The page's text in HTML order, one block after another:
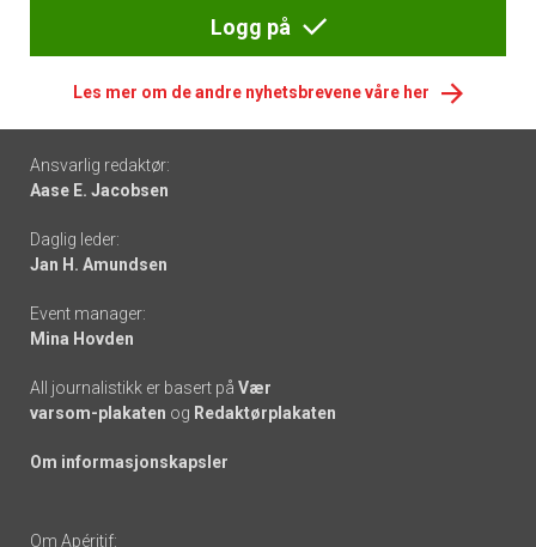
Logg på
Les mer om de andre nyhetsbrevene våre her
Footer
-
links
Ansvarlig redaktør:
Aase E. Jacobsen
Daglig leder:
Jan H. Amundsen
Event manager:
Mina Hovden
All journalistikk er basert på Vær
varsom-plakaten og Redaktørplakaten
Om informasjonskapsler
Om Apéritif: